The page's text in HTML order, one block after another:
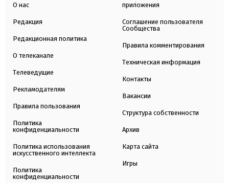
О нас
Редакция
Редакционная политика
О телеканале
Телеведущие
Рекламодателям
Правила пользования
Политика
конфиденциальности
Политика использования
искусственного интеллекта
Политика
конфиденциальности
приложения
Соглашение пользователя
Сообщества
Правила комментирования
Техническая информация
Контакты
Вакансии
Структура собственности
Архив
Карта сайта
Игры